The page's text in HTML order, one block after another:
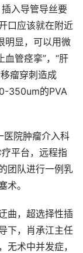
入导管导丝要
口应该就在附近
明显，可以用微
血管痉挛”，“肝
瘤穿刺造成
350um的PVA
医院肿瘤介入科
平台，远程指
团队进行一例乳
术。
曲，超选择性插
下，肖承江主任
无术中并发症，